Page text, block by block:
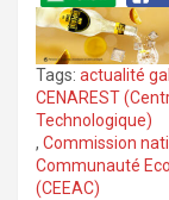
Tags: actualité
CENAREST
Technologique)
, Commission
Communauté
(CEEAC)